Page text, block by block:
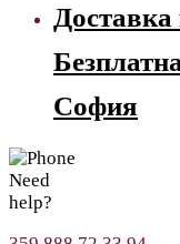
София
Need
help?